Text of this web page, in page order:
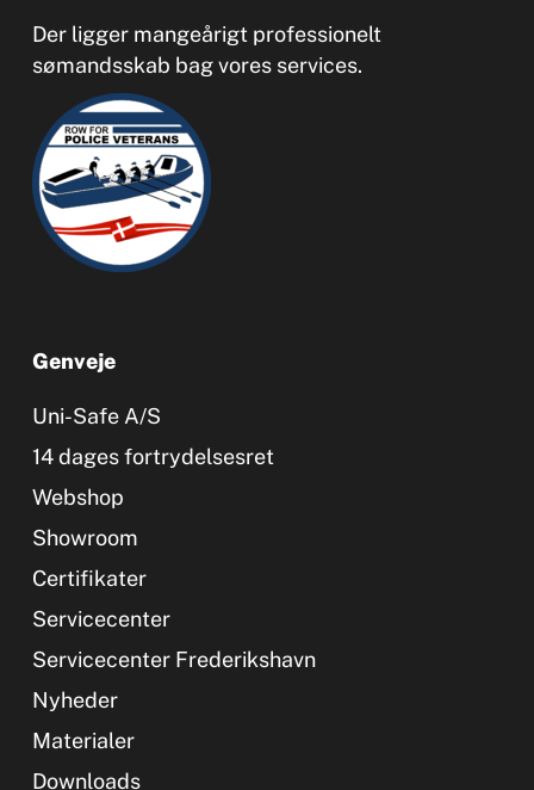
Der ligger mangeårigt professionelt
sømandsskab bag vores services.
Genveje
Uni-Safe A/S
14 dages fortrydelsesret
Webshop
Showroom
Certifikater
Servicecenter
Servicecenter Frederikshavn
Nyheder
Materialer
Downloads